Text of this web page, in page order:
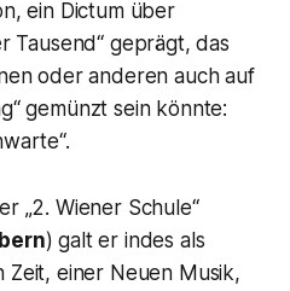
ein Dictum über
Tausend“ geprägt, das
oder anderen auch auf
gemünzt sein könnte:
„2. Wiener Schule“
) galt er indes als
einer Neuen Musik,